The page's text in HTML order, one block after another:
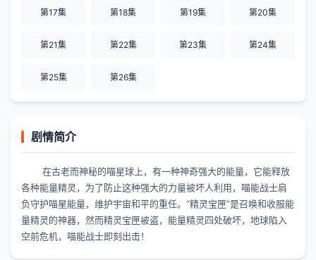
第17集 第18集 第19集 第20集
第21集 第22集 第23集 第24集
第25集 第26集
剧情简介
在古老而神秘的喵星球上，有一种神奇强大的能量，它能释放
各种能量精灵，为了防止这种强大的力量被坏人利用，喵能战士肩
负守护喵星能量，维护宇宙和平的重任。“精灵宝匣”是召唤和收服能
量精灵的神器，然而精灵宝匣被盗，能量精灵四处破坏，地球陷入
空前危机，喵能战士即刻出击！